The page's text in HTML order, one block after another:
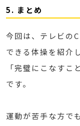
5. まとめ
今回は、テレビの
できる体操を紹介
「完璧にこなすこ
です。
運動が苦手な方で